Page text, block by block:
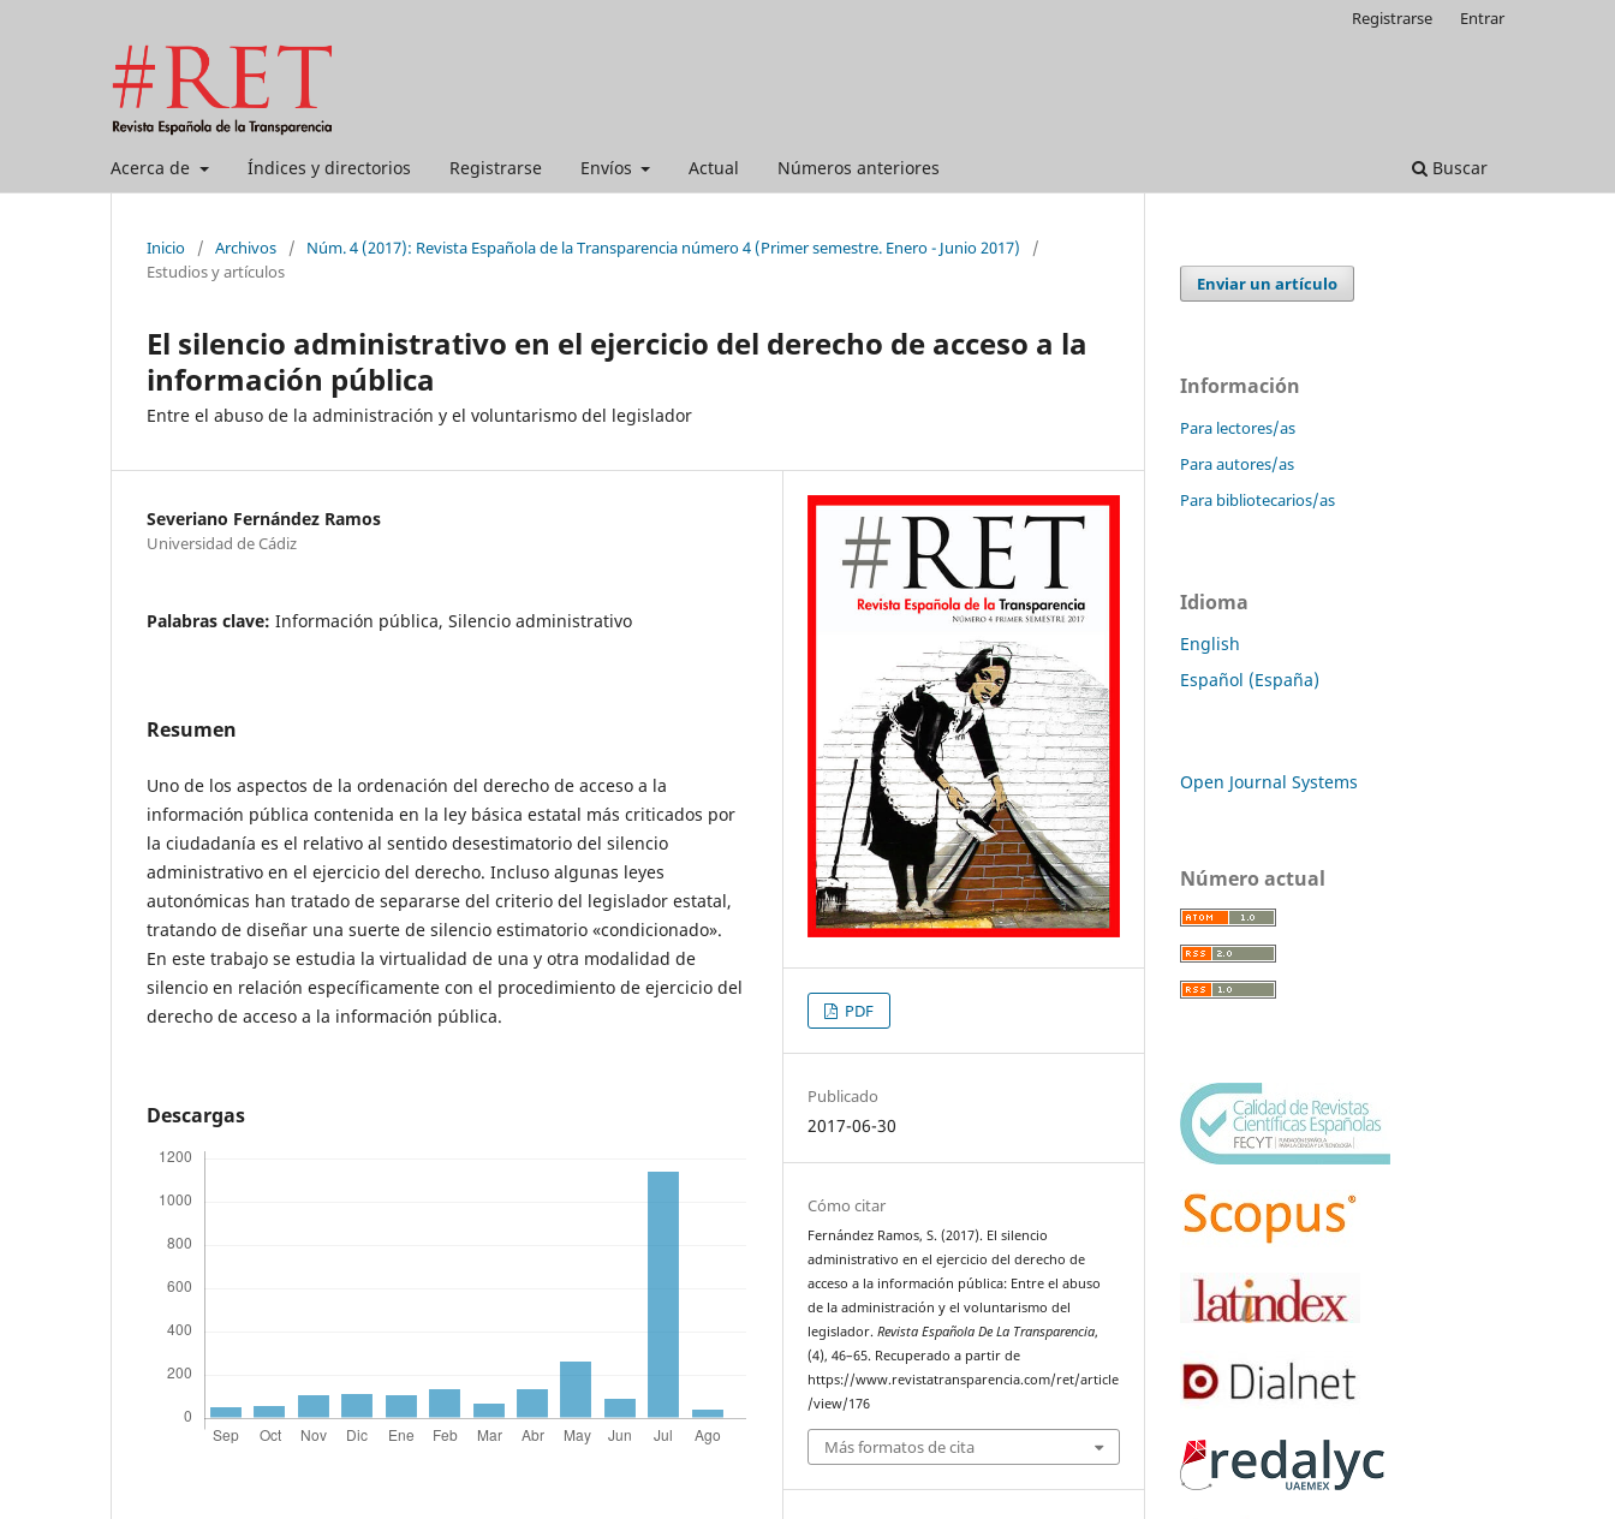
Acerca de Índices y directorios Registrarse Envíos Actual Números anteriores Buscar
Registrarse Entrar
Inicio / Archivos / Núm. 4 (2017): Revista Española de la Transparencia número 4 (Primer semestre. Enero - Junio 2017)
/
Estudios y artículos
El silencio administrativo en el ejercicio del derecho de acceso a la
información pública
Entre el abuso de la administración y el voluntarismo del legislador
Severiano Fernández Ramos
Universidad de Cádiz
Palabras clave: Información pública, Silencio administrativo
Resumen
Uno de los aspectos de la ordenación del derecho de acceso a la
información pública contenida en la ley básica estatal más criticados por
la ciudadanía es el relativo al sentido desestimatorio del silencio
administrativo en el ejercicio del derecho. Incluso algunas leyes
autonómicas han tratado de separarse del criterio del legislador estatal,
tratando de diseñar una suerte de silencio estimatorio «condicionado».
En este trabajo se estudia la virtualidad de una y otra modalidad de
silencio en relación específicamente con el procedimiento de ejercicio del
derecho de acceso a la información pública.
Descargas
PDF
Publicado
2017-06-30
Cómo citar
Fernández Ramos, S. (2017). El silencio
administrativo en el ejercicio del derecho de
acceso a la información pública: Entre el abuso
de la administración y el voluntarismo del
legislador.Revista Española De La Transparencia,
(4), 46–65. Recuperado a partir de
https://www.revistatransparencia.com/ret/article
/view/176
Más formatos de cita
Enviar un artículo
Información
Para lectores/as
Para autores/as
Para bibliotecarios/as
Idioma
English
Español (España)
Open Journal Systems
Número actual